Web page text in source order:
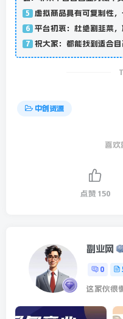
5 虚拟商品具有可复制性
6 平台初衷：杜绝割韭菜，
7 祝大家：都能找到适合自
中创资源
喜欢
点赞 150
副业网
0
这家伙很